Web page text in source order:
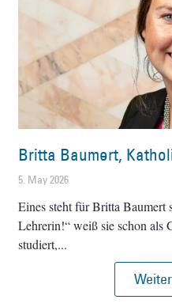
Britta Baumert,
5. May 2026
Eines steht für Britta Baumert
Lehrerin!“ weiß sie schon als
studiert,